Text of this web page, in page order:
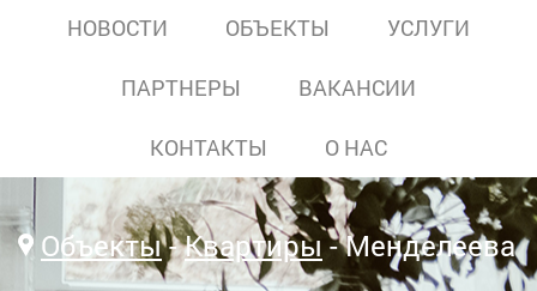
НОВОСТИ ОБЪЕКТЫ УСЛУГИ
ПАРТНЕРЫ ВАКАНСИИ
КОНТАКТЫ О НАС
Объекты Квартиры Менделеева